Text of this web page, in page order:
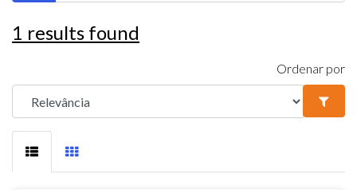
1 results found
Ordenar por